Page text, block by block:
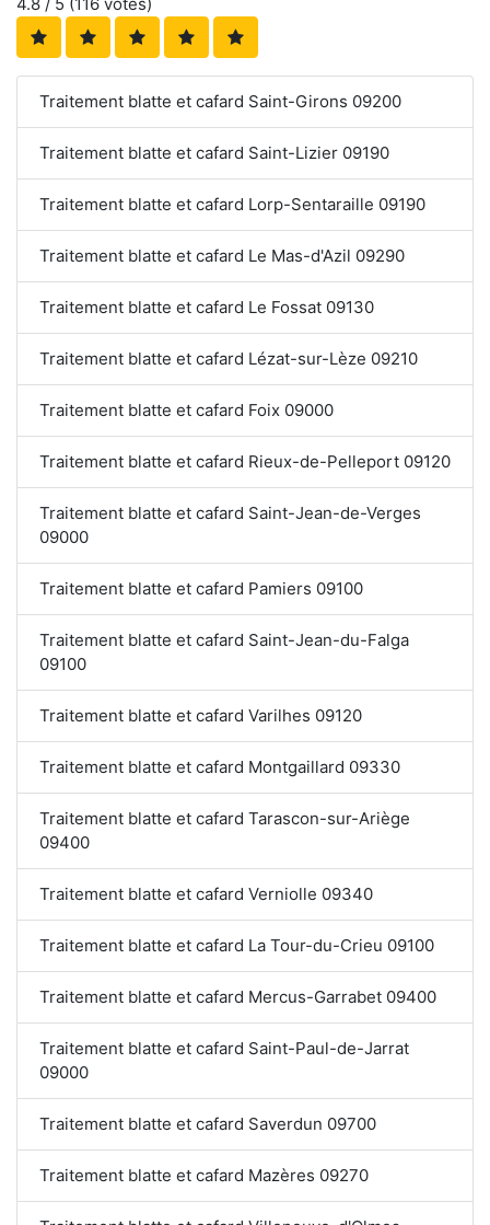
Traitement blatte et cafard Saint-Girons 09200
Traitement blatte et cafard Saint-Lizier 09190
Traitement blatte et cafard Lorp-Sentaraille 09190
Traitement blatte et cafard Le Mas-d'Azil 09290
Traitement blatte et cafard Le Fossat 09130
Traitement blatte et cafard Lézat-sur-Lèze 09210
Traitement blatte et cafard Foix 09000
Traitement blatte et cafard Rieux-de-Pelleport 09120
Traitement blatte et cafard Saint-Jean-de-Verges
09000
Traitement blatte et cafard Pamiers 09100
Traitement blatte et cafard Saint-Jean-du-Falga
09100
Traitement blatte et cafard Varilhes 09120
Traitement blatte et cafard Montgaillard 09330
Traitement blatte et cafard Tarascon-sur-Ariège
09400
Traitement blatte et cafard Verniolle 09340
Traitement blatte et cafard La Tour-du-Crieu 09100
Traitement blatte et cafard Mercus-Garrabet 09400
Traitement blatte et cafard Saint-Paul-de-Jarrat
09000
Traitement blatte et cafard Saverdun 09700
Traitement blatte et cafard Mazères 09270